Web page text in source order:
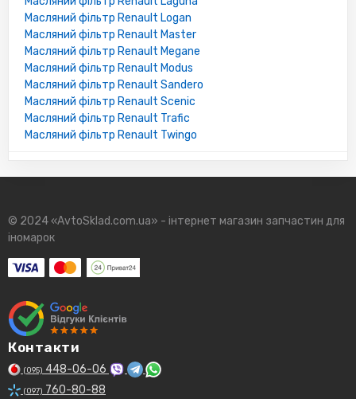
7701349752
5016714
2159
7700107905
7700110796
7700730077
7700272523
2056
7700855853
7701349725
99000990OC309
7700727480
9111019
1109L4
1650184CT0
5017319
1520800QAC
MLS000462A
Масляний фільтр Renault Logan
Масляний фільтр Renault Master
Масляний фільтр Renault Megane
Масляний фільтр Renault Modus
Масляний фільтр Renault Sandero
Масляний фільтр Renault Scenic
Масляний фільтр Renault Trafic
Масляний фільтр Renault Twingo
© 2024 «AvtoSklad.com.ua» - інтернет магазин запчастин для
іномарок
Контакти
(095) 448-06-06
(097) 760-80-88